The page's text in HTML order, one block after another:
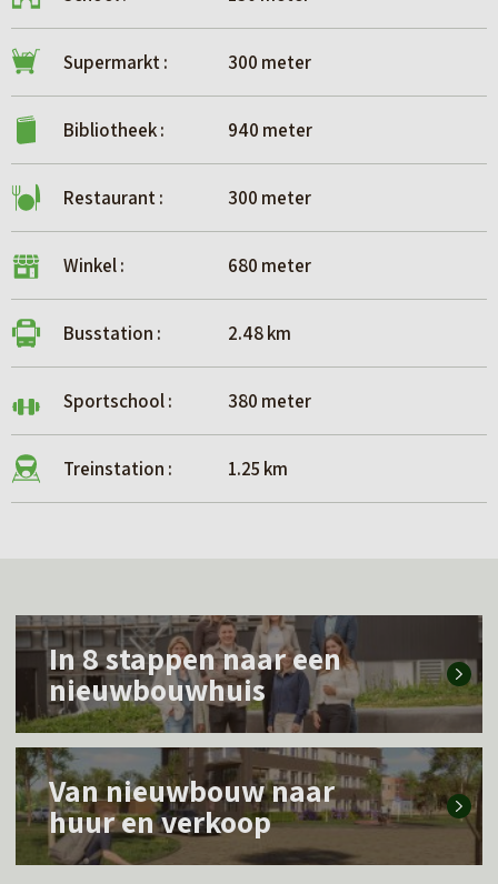
Supermarkt : 300 meter
Bibliotheek : 940 meter
Restaurant : 300 meter
Winkel : 680 meter
Busstation : 2.48 km
Sportschool : 380 meter
Treinstation : 1.25 km
L
s
m
e
In 8 stappen naar een
nieuwbouwhuis
L
e
s
Van nieuwbouw naar
huur en verkoop